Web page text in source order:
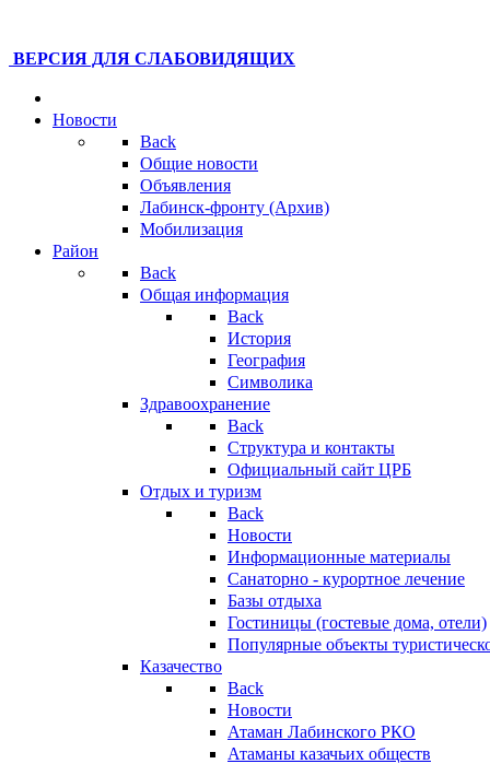
ВЕРСИЯ ДЛЯ СЛАБОВИДЯЩИХ
Новости
Back
Общие новости
Объявления
Лабинск-фронту (Архив)
Мобилизация
Район
Back
Общая информация
Back
История
География
Символика
Здравоохранение
Back
Структура и контакты
Официальный сайт ЦРБ
Отдых и туризм
Back
Новости
Информационные материалы
Санаторно - курортное лечение
Базы отдыха
Гостиницы (гостевые дома, отели)
Популярные объекты
Казачество
Back
Новости
Атаман Лабинского РКО
Атаманы казачьих обществ